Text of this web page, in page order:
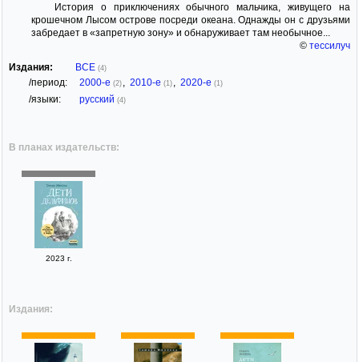
История о приключениях обычного мальчика, живущего на
крошечном Лысом острове посреди океана. Однажды он с друзьями
забредает в «запретную зону» и обнаруживает там необычное...
© тессилуч
Издания:
ВСЕ (4)
/период: 2000-е (2) 2010-е (1) 2020-е (1)
/языки: русский (4)
В планах издательств:
2023 г.
Издания: